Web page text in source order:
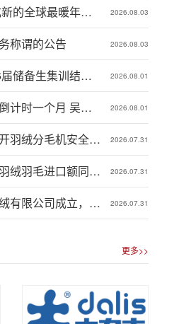
的全球最暖年
业有何影响？
2026.08.03
称谓的公告 2026.08.03
储备生集训结
赋能品牌新程
2026.08.01
计时一个月 吴川
“抢跑”新规
2026.08.01
羽绒分毛机安全生
进会
2026.07.31
绒羽毛进口额同比
2026.07.31
有限公司成立，加
全产业链布局
2026.07.31
更多>>